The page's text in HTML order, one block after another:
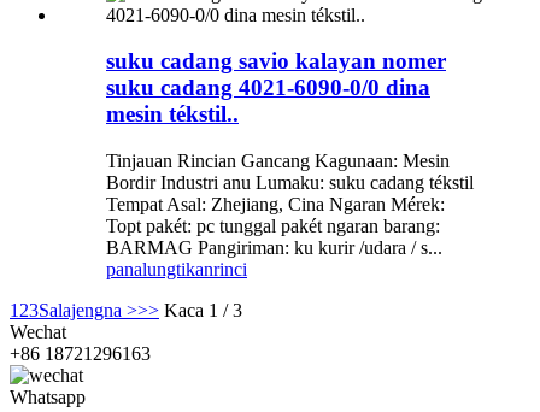
suku cadang savio kalayan nomer
suku cadang 4021-6090-0/0 dina
mesin tékstil..
Tinjauan Rincian Gancang Kagunaan: Mesin
Bordir Industri anu Lumaku: suku cadang tékstil
Tempat Asal: Zhejiang, Cina Ngaran Mérek:
Topt pakét: pc tunggal pakét ngaran barang:
BARMAG Pangiriman: ku kurir /udara / s...
panalungtikanrinci
1 23Salajengna >>> Kaca 1 / 3
Wechat
+86 18721296163
Whatsapp